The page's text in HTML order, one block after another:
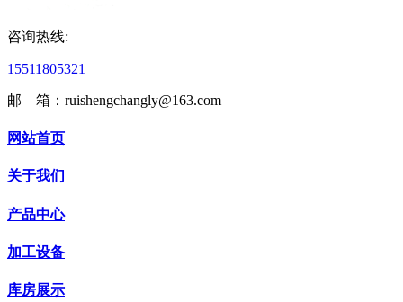
咨询热线:
15511805321
邮 箱：ruishengchangly@163.com
网站首页
关于我们
产品中心
加工设备
库房展示